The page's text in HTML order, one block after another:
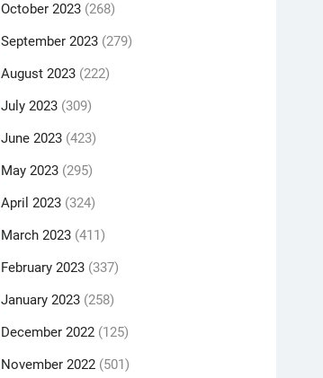
October 2023 (268)
September 2023 (279)
August 2023 (222)
July 2023 (309)
June 2023 (423)
May 2023 (295)
April 2023 (324)
March 2023 (411)
February 2023 (337)
January 2023 (258)
December 2022 (125)
November 2022 (501)